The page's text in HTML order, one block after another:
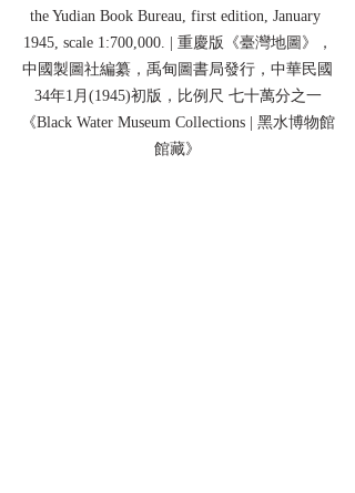
the Yudian Book Bureau, first edition, January
1945, scale 1:700,000. | 重慶版《臺灣地圖》，
中國製圖社編纂，禹甸圖書局發行，中華民國
34年1月(1945)初版，比例尺 七十萬分之一
《Black Water Museum Collections | 黑水博物館
館藏》